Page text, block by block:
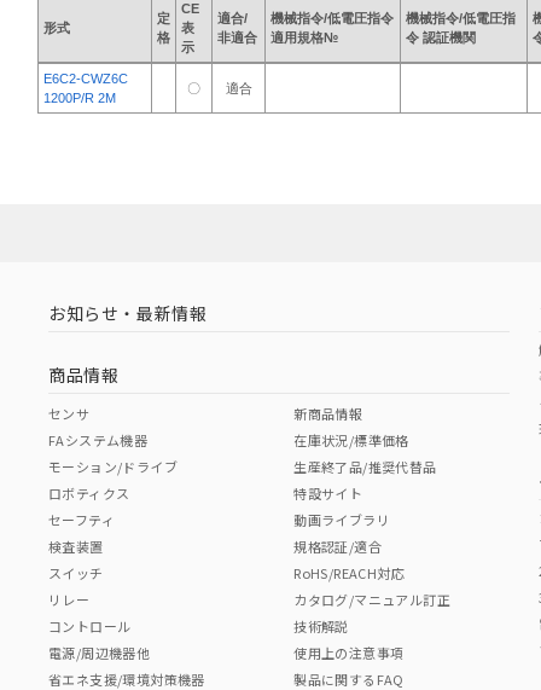
形式
定
格
CE
表
示
適合/
非適合
機械指令/低電圧指令
適用規格№
機械指令/低電圧指
令 認証機関
E6C2-CWZ6C
1200P/R 2M
〇 適合
お知らせ・最新情報
商品情報
センサ
FAシステム機器
モーション/ドライブ
ロボティクス
セーフティ
検査装置
スイッチ
リレー
コントロール
電源/周辺機器他
省エネ支援/環境対策機器
新商品情報
在庫状況/標準価格
生産終了品/推奨代替品
特設サイト
動画ライブラリ
規格認証/適合
RoHS/REACH対応
カタログ/マニュアル訂正
技術解説
使用上の注意事項
製品に関するFAQ